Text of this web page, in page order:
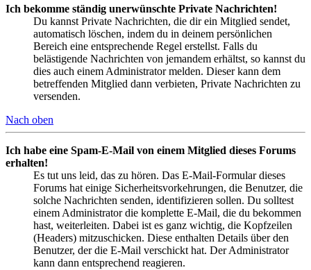
Ich bekomme ständig unerwünschte Private Nachrichten!
Du kannst Private Nachrichten, die dir ein Mitglied sendet,
automatisch löschen, indem du in deinem persönlichen
Bereich eine entsprechende Regel erstellst. Falls du
belästigende Nachrichten von jemandem erhältst, so kannst du
dies auch einem Administrator melden. Dieser kann dem
betreffenden Mitglied dann verbieten, Private Nachrichten zu
versenden.
Nach oben
Ich habe eine Spam-E-Mail von einem Mitglied dieses Forums
erhalten!
Es tut uns leid, das zu hören. Das E-Mail-Formular dieses
Forums hat einige Sicherheitsvorkehrungen, die Benutzer, die
solche Nachrichten senden, identifizieren sollen. Du solltest
einem Administrator die komplette E-Mail, die du bekommen
hast, weiterleiten. Dabei ist es ganz wichtig, die Kopfzeilen
(Headers) mitzuschicken. Diese enthalten Details über den
Benutzer, der die E-Mail verschickt hat. Der Administrator
kann dann entsprechend reagieren.